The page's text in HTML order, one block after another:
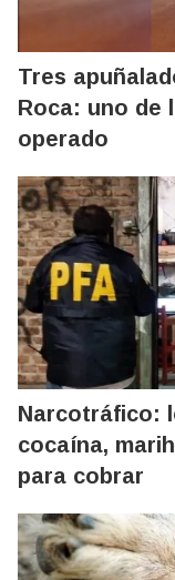
Tres
Roca: uno de
operado
Narcotráfico:
cocaína,
para cobrar